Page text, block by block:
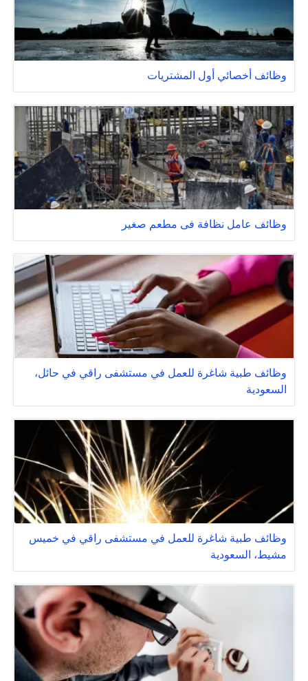
وظائف أخصائي أول المشتريات
وظائف عامل نظافة فى مطعم صغير
وظائف طبية شاغرة للعمل في مستشفى راقي في حائل،
السعودية
وظائف طبية شاغرة للعمل في مستشفى راقي في خميس
مشيط، السعودية